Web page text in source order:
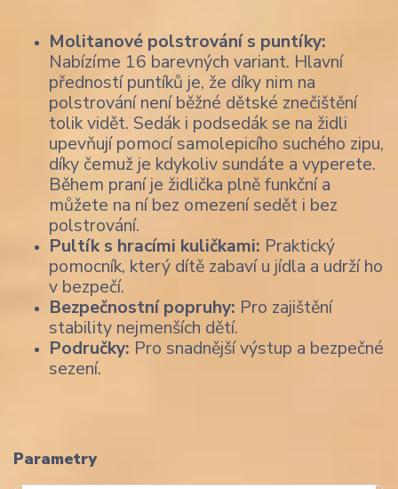
Molitanové polstrování s puntíky:
Nabízíme 16 barevných variant. Hlavní
předností puntíků je, že díky nim na
polstrování není běžné dětské znečištění
tolik vidět. Sedák i podsedák se na židli
upevňují pomocí samolepicího suchého zipu,
díky čemuž je kdykoliv sundáte a vyperete.
Během praní je židlička plně funkční a
můžete na ní bez omezení sedět i bez
polstrování.
Pultík s hracími kuličkami: Praktický
pomocník, který dítě zabaví u jídla a udrží ho
v bezpečí.
Bezpečnostní popruhy: Pro zajištění
stability nejmenších dětí.
Područky: Pro snadnější výstup a bezpečné
sezení.
Parametry